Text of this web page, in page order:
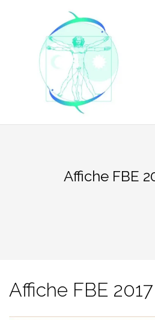
Affiche FBE
Affiche FBE